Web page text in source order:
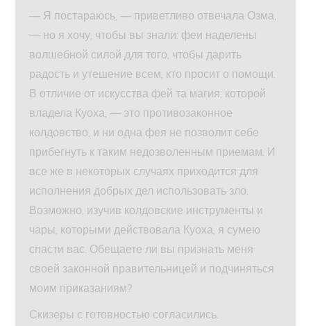
— Я постараюсь, — приветливо отвечала Озма,
— но я хочу, чтобы вы знали: феи наделены
волшебной силой для того, чтобы дарить
радость и утешение всем, кто просит о помощи.
В отличие от искусства фей та магия, которой
владела Куоха, — это противозаконное
колдовство, и ни одна фея не позволит себе
прибегнуть к таким недозволенным приемам. И
все же в некоторых случаях приходится для
исполнения добрых дел использовать зло.
Возможно, изучив колдовские инструменты и
чары, которыми действовала Куоха, я сумею
спасти вас. Обещаете ли вы признать меня
своей законной правительницей и подчиняться
моим приказаниям?
Скизеры с готовностью согласились.